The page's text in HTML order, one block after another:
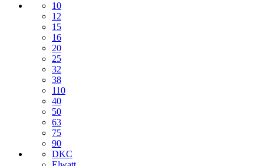
10
12
15
16
20
25
32
38
110
40
50
63
75
90
DKC